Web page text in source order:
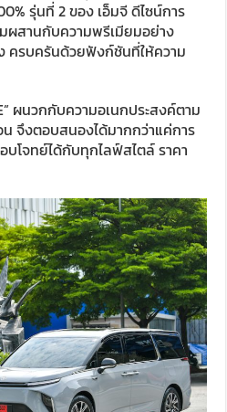
รุ่นที่ 2 ของ เอ็มจี ดีไซน์การ
สานกับความพรีเมียมอย่าง
ครบครันด้วยฟังก์ชันที่ให้ความ
ผนวกกับความอเนกประสงค์ตาม
จึงตอบสนองได้มากกว่าแค่การ
บโจทย์ได้กับทุกไลฟ์สไตล์ ราคา